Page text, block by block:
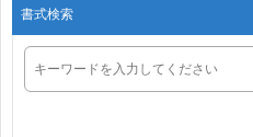
書式検索